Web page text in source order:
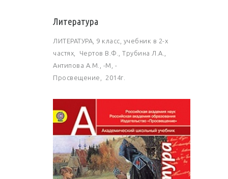
Литература
ЛИТЕРАТУРА, 9 класс, учебник в 2-х
частях, Чертов В.Ф., Трубина Л.А.,
Антипова А.М., -М, -
Просвещение, 2014г.